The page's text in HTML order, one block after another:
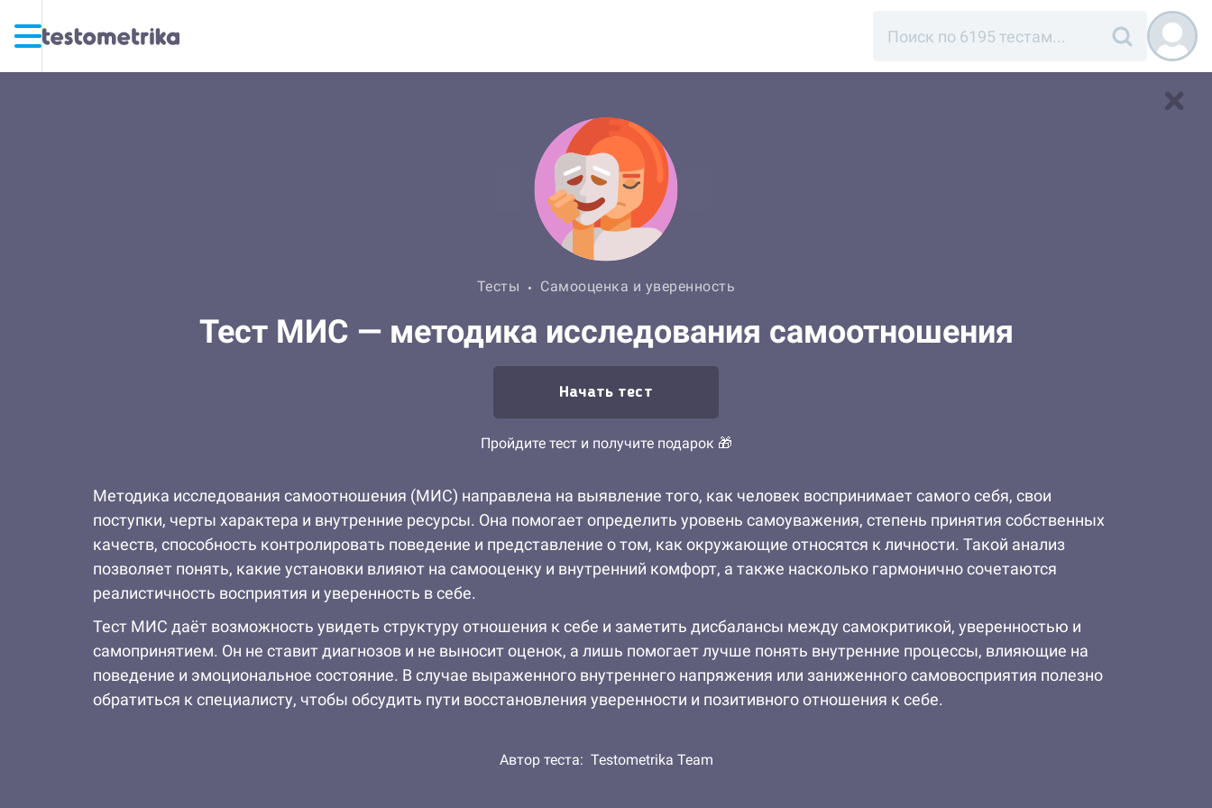
Тесты Самооценка и уверенность
Тест МИС — методика исследования самоотношения
Начать тест
Пройдите тест и получите подарок 🎁
Методика исследования самоотношения (МИС) направлена на выявление того, как человек воспринимает самого себя, свои
поступки, черты характера и внутренние ресурсы. Она помогает определить уровень самоуважения, степень принятия собственных
качеств, способность контролировать поведение и представление о том, как окружающие относятся к личности. Такой анализ
позволяет понять, какие установки влияют на самооценку и внутренний комфорт, а также насколько гармонично сочетаются
реалистичность восприятия и уверенность в себе.
Тест МИС даёт возможность увидеть структуру отношения к себе и заметить дисбалансы между самокритикой, уверенностью и
самопринятием. Он не ставит диагнозов и не выносит оценок, а лишь помогает лучше понять внутренние процессы, влияющие на
поведение и эмоциональное состояние. В случае выраженного внутреннего напряжения или заниженного самовосприятия полезно
обратиться к специалисту, чтобы обсудить пути восстановления уверенности и позитивного отношения к себе.
Автор теста: Testometrika Team